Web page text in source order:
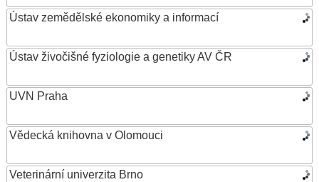
Ústav zemědělské ekonomiky a informací
Ústav živočišné fyziologie a genetiky AV ČR
UVN Praha
Vědecká knihovna v Olomouci
Veterinární univerzita Brno